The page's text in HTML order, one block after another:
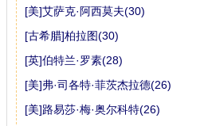
[美]艾萨克·阿西莫夫(30)
[古希腊]柏拉图(30)
[英]伯特兰·罗素(28)
[美]弗·司各特·菲茨杰拉德(26)
[美]路易莎·梅·奥尔科特(26)